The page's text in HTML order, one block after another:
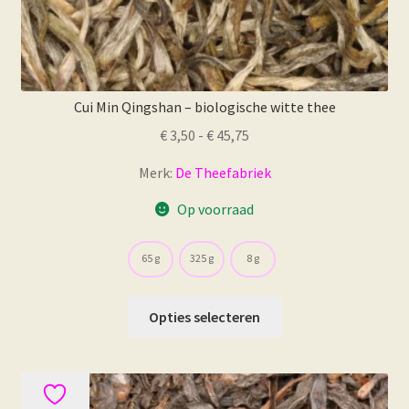
Cui Min Qingshan – biologische witte thee
€ 3,50 - € 45,75
tot
€ 45,75
Merk: De Theefabriek
Op voorraad
65 g 325 g 8 g
Opties selecteren
meerdere
variaties.